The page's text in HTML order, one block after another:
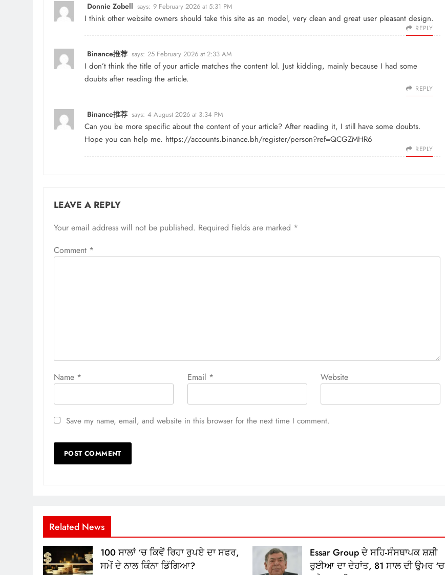
Donnie Zobell says: 9 February 2026 at 5:31 PM
I think other website owners should take this site as an model, very clean and great user pleasant design.
REPLY
Binance推荐 says: 25 February 2026 at 2:33 AM
I don’t think the title of your article matches the content lol. Just kidding, mainly because I had some
doubts after reading the article.
REPLY
Binance推荐 says: 4 August 2026 at 3:34 PM
Can you be more specific about the content of your article? After reading it, I still have some doubts.
Hope you can help me. https://accounts.binance.bh/register/person?ref=QCGZMHR6
REPLY
LEAVE A REPLY
Your email address will not be published. Required fields are marked *
Comment *
Name * Email * Website
Save my name, email, and website in this browser for the next time I comment.
Related News
100 ਸਾਲਾਂ ‘ਚ ਕਿਵੇਂ ਰਿਹਾ ਰੁਪਏ ਦਾ ਸਫਰ,
ਸਮੇਂ ਦੇ ਨਾਲ ਕਿੰਨਾ ਡਿੱਗਿਆ?
Essar Group ਦੇ ਸਹਿ-ਸੰਸਥਾਪਕ ਸ਼ਸ਼ੀ
ਰੁਈਆ ਦਾ ਦੇਹਾਂਤ, 81 ਸਾਲ ਦੀ ਉਮਰ ‘ਚ